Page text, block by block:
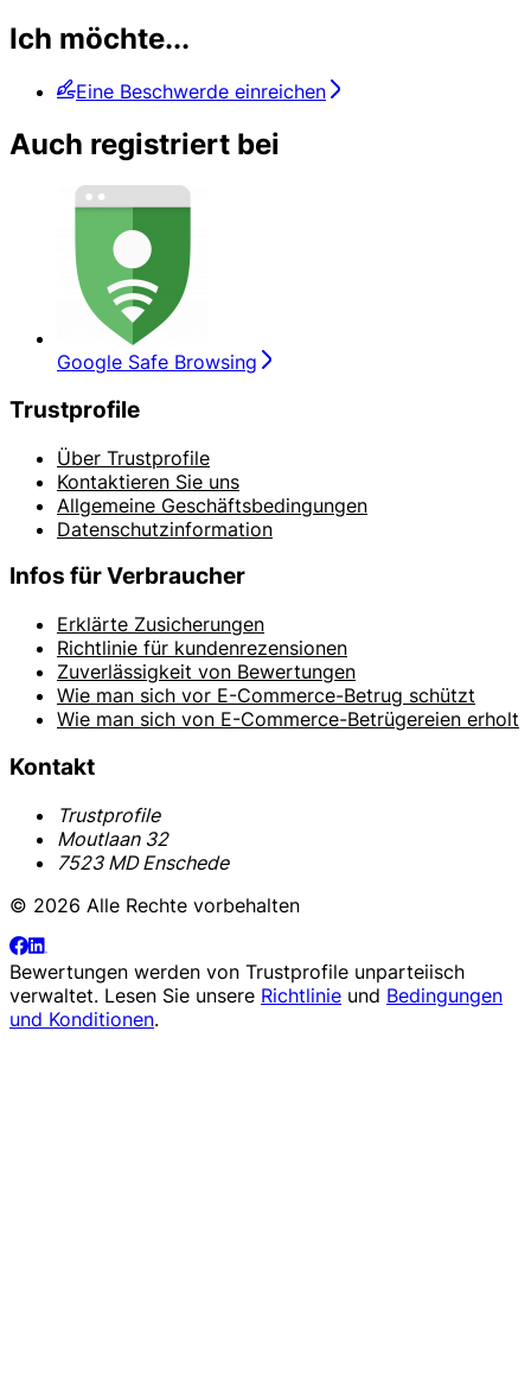
Ich möchte...
Eine Beschwerde einreichen
Auch registriert bei
Google Safe Browsing
Trustprofile
Über Trustprofile
Kontaktieren Sie uns
Allgemeine Geschäftsbedingungen
Datenschutzinformation
Infos für Verbraucher
Erklärte Zusicherungen
Richtlinie für kundenrezensionen
Zuverlässigkeit von Bewertungen
Wie man sich vor E-Commerce-Betrug schützt
Wie man sich von E-Commerce-Betrügereien erholt
Kontakt
Trustprofile
Moutlaan 32
7523 MD Enschede
© 2026 Alle Rechte vorbehalten
Bewertungen werden von Trustprofile unparteiisch
verwaltet. Lesen Sie unsere Richtlinie und Bedingungen
und Konditionen.